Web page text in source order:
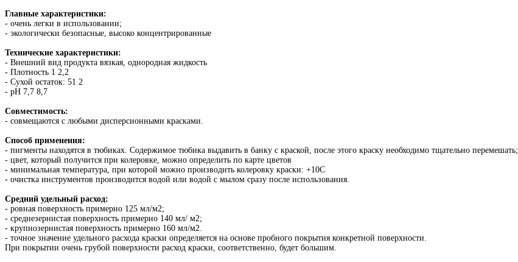
Главные характеристики:
- очень легки в использовании;
- экологически безопасные, высоко концентрированные
Технические характеристики:
- Внешний вид продукта вязкая, однородная жидкость
- Плотность 1 2,2
- Сухой остаток: 51 2
- рН 7,7 8,7
Совместимость:
- совмещаются с любыми дисперсионными красками.
Способ применения:
- пигменты находятся в тюбиках. Содержимое тюбика выдавить в банку с краской, после этого краску необходимо тщательно перемешать;
- цвет, который получится при колеровке, можно определить по карте цветов
- минимальная температура, при которой можно производить колеровку краски: +10С
- очистка инструментов производится водой или водой с мылом сразу после использования.
Средний удельный расход:
- ровная поверхность примерно 125 мл/м2;
- среднезернистая поверхность примерно 140 мл/ м2;
- крупнозернистая поверхность примерно 160 мл/м2.
- точное значение удельного расхода краски определяется на основе пробного покрытия конкретной поверхности.
При покрытии очень грубой поверхности расход краски, соответственно, будет большим.